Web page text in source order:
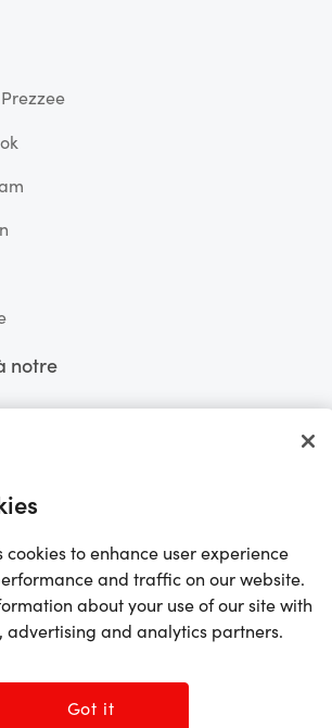
notre
Limited ACN 602 963 422 et/ou ses affiliés. Tous droits
réservés
cookies to enhance user experience
and traffic on our website.
about your use of our site with
advertising and analytics partners.
Got it